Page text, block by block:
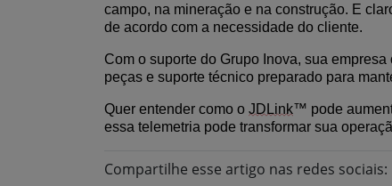
campo, na mineração e na construção. E
de acordo com a necessidade do cliente.
Com o suporte do Grupo Inova, sua
peças e suporte técnico preparado para
Quer entender como o JDLink™ pode
essa telemetria pode transformar sua
Compartilhe esse artigo nas redes sociais: